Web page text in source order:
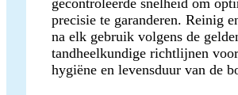
precisie te garanderen. Reinig
na elk gebruik volgens de
tandheelkundige richtlijnen
hygiëne en levensduur van de